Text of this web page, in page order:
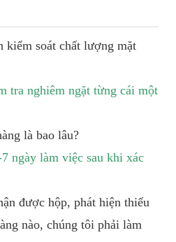
kiểm soát chất lượng mặt
tra nghiêm ngặt từng cái một
là bao lâu?
ngày làm việc sau khi xác
được hộp, phát hiện thiếu
nào, chúng tôi phải làm